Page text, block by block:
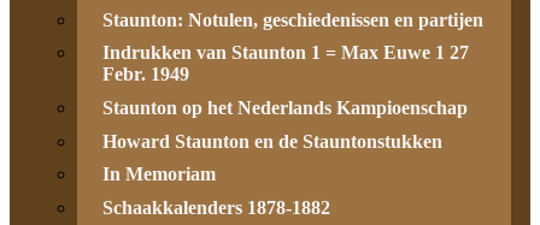
Staunton: Notulen, geschiedenissen en partijen
Indrukken van Staunton 1 = Max Euwe 1 27
Febr. 1949
Staunton op het Nederlands Kampioenschap
Howard Staunton en de Stauntonstukken
In Memoriam
Schaakkalenders 1878-1882